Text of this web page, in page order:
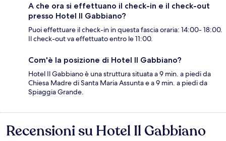
A che ora si effettuano il check-in e il check-out
presso Hotel Il Gabbiano?
Puoi effettuare il check-in in questa fascia oraria: 14:00- 18:00.
Il check-out va effettuato entro le 11:00.
Com'è la posizione di Hotel Il Gabbiano?
Hotel Il Gabbiano è una struttura situata a 9 min. a piedi da
Chiesa Madre di Santa Maria Assunta e a 9 min. a piedi da
Spiaggia Grande.
Recensioni
Recensioni su Hotel Il Gabbiano